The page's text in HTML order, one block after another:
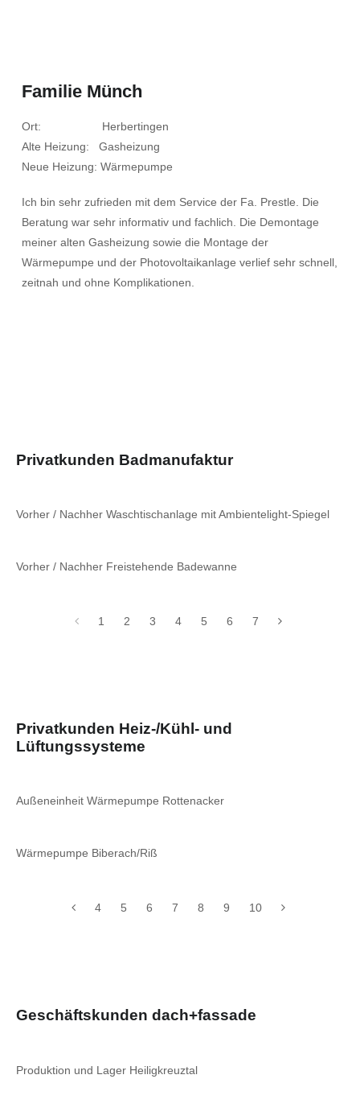
Familie Münch
Ort: Herbertingen
Alte Heizung: Gasheizung
Neue Heizung: Wärmepumpe
Ich bin sehr zufrieden mit dem Service der Fa. Prestle. Die
Beratung war sehr informativ und fachlich. Die Demontage
meiner alten Gasheizung sowie die Montage der
Wärmepumpe und der Photovoltaikanlage verlief sehr schnell,
zeitnah und ohne Komplikationen.
Privatkunden Badmanufaktur
Vorher / Nachher Waschtischanlage mit Ambientelight-Spiegel
Vorher / Nachher Freistehende Badewanne
1 2 3 4 5 6 7
Privatkunden Heiz-/Kühl- und
Lüftungssysteme
Außeneinheit Wärmepumpe Rottenacker
Wärmepumpe Biberach/Riß
4 5 6 7 8 9 10
Geschäftskunden dach+fassade
Produktion und Lager Heiligkreuztal